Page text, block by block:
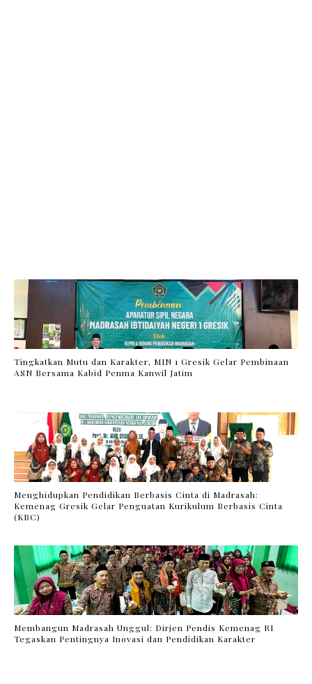
Tingkatkan Mutu dan Karakter, MIN 1 Gresik Gelar Pembinaan
ASN Bersama Kabid Penma Kanwil Jatim
Menghidupkan Pendidikan Berbasis Cinta di Madrasah:
Kemenag Gresik Gelar Penguatan Kurikulum Berbasis Cinta
(KBC)
Membangun Madrasah Unggul: Dirjen Pendis Kemenag RI
Tegaskan Pentingnya Inovasi dan Pendidikan Karakter